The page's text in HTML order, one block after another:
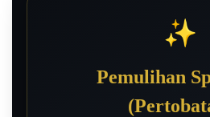
✨
Pemulihan